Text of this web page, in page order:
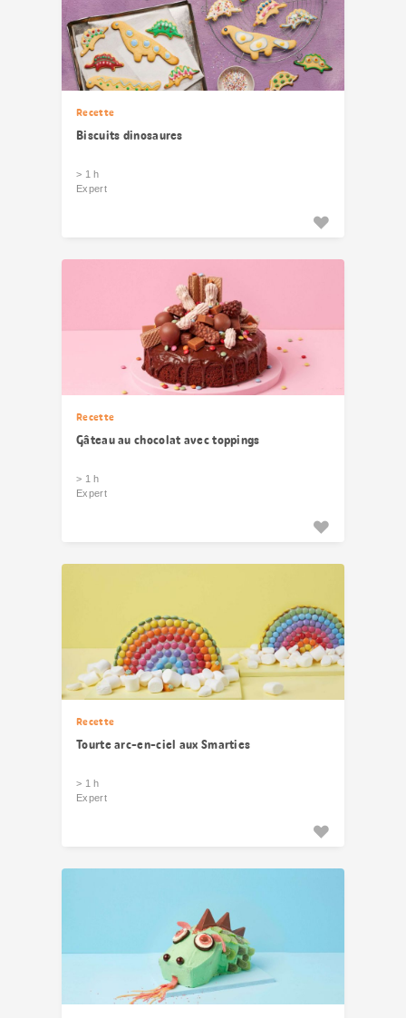
Recette
Biscuits dinosaures
> 1 h
Expert
Recette
Gâteau au chocolat avec toppings
> 1 h
Expert
Recette
Tourte arc-en-ciel aux Smarties
> 1 h
Expert